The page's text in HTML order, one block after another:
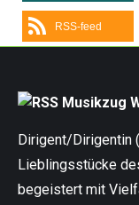
RSS-feed
Musikzug
Dirigent/Dirigentin
Lieblingsstücke
begeistert mit